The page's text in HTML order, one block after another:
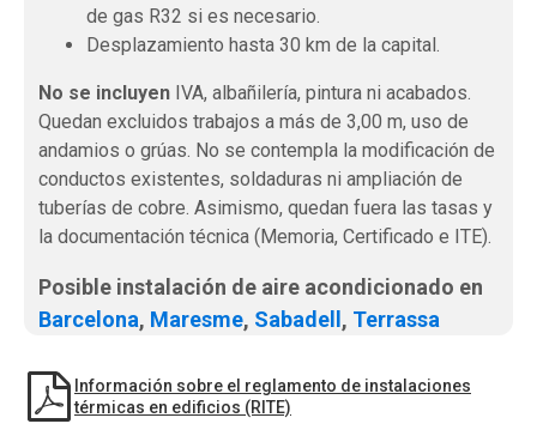
de gas R32 si es necesario.
Desplazamiento hasta 30 km de la capital.
No se incluyen IVA, albañilería, pintura ni acabados.
Quedan excluidos trabajos a más de 3,00 m, uso de
andamios o grúas. No se contempla la modificación de
conductos existentes, soldaduras ni ampliación de
tuberías de cobre. Asimismo, quedan fuera las tasas y
la documentación técnica (Memoria, Certificado e ITE).
Posible instalación de aire acondicionado en
Barcelona, Maresme, Sabadell , Terrassa
Información sobre el reglamento de instalaciones
térmicas en edificios (RITE)